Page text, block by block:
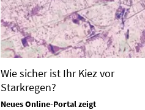
Wie sicher ist Ihr Kiez vor
Starkregen?
Neues Online-Portal zeigt